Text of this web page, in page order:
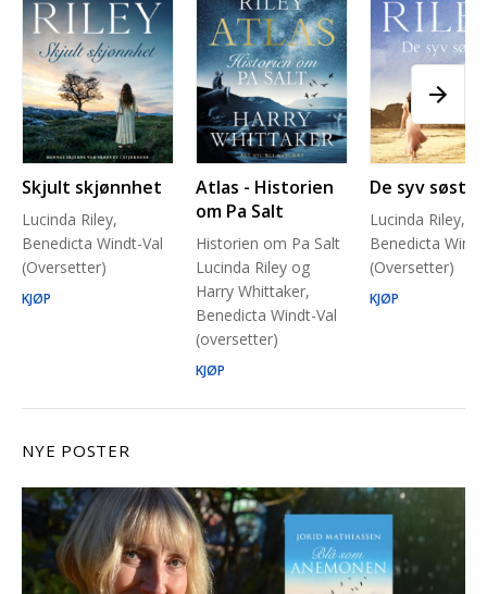
Skjult skjønnhet
Lucinda Riley,
Benedicta Windt-Val
(Oversetter)
KJØP
Atlas - Historien
om Pa Salt
Historien om Pa Salt
Lucinda Riley og
Harry Whittaker,
Benedicta Windt-Val
(oversetter)
KJØP
De syv søstre
Lucinda Riley,
Benedicta
(Oversetter)
KJØP
NYE POSTER